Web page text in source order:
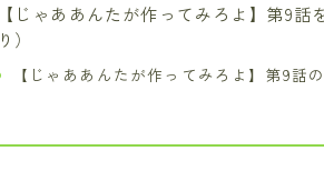
【じゃああんたが作ってみろよ】第9
り）
【じゃああんたが作ってみろよ】第9話